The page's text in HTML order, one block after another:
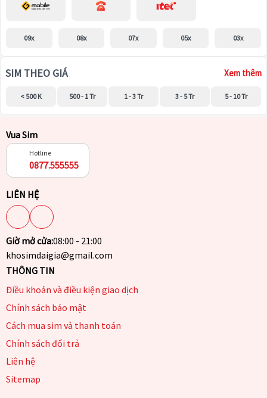
09x 08x 07x 05x 03x
SIM THEO GIÁ Xem thêm
< 500 K 500 - 1 Tr 1 - 3 Tr 3 - 5 Tr 5 - 10 Tr
Vua Sim
Hotline
0877.555555
LIÊN HỆ
Giờ mở cửa:08:00 - 21:00
khosimdaigia@gmail.com
THÔNG TIN
Điều khoản và điều kiện giao dịch
Chính sách bảo mật
Cách mua sim và thanh toán
Chính sách đổi trả
Liên hệ
Sitemap